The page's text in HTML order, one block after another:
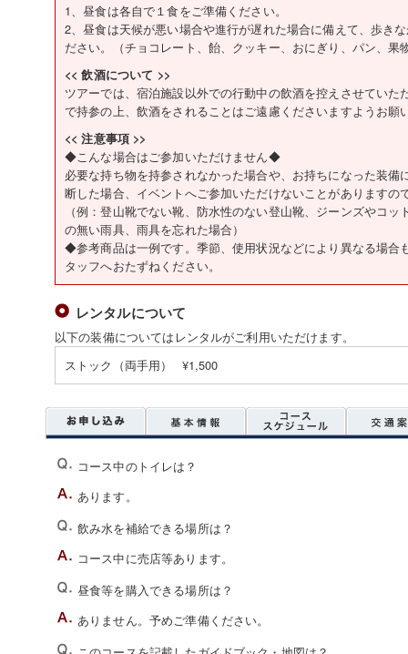
1、昼食は各自で１食をご準備ください。
2、昼食は天候が悪い場合や進行が遅れた場合に備えて、歩き
ださい。（チョコレート、飴、クッキー、おにぎり、パン、果
<< 飲酒について >>
ツアーでは、宿泊施設以外での行動中の飲酒を控えさせてい
で持参の上、飲酒をされることはご遠慮くださいますようお願
<< 注意事項 >>
◆こんな場合はご参加いただけません◆
必要な持ち物を持参されなかった場合や、お持ちになった装
断した場合、イベントへご参加いただけないことがありますの
（例：登山靴でない靴、防水性のない登山靴、ジーンズやコ
の無い雨具、雨具を忘れた場合）
◆参考商品は一例です。季節、使用状況などにより異なる場合
タッフへおたずねください。
レンタルについて
以下の装備についてはレンタルがご利用いただけます。
ストック（両手用） ¥1,500
コース中のトイレは？
あります。
飲み水を補給できる場所は？
コース中に売店等あります。
昼食等を購入できる場所は？
ありません。予めご準備ください。